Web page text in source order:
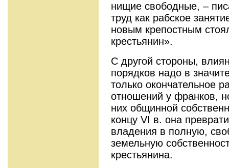
нищие свободные, –
труд как рабское
новым крепостным
крестьянин».
С другой стороны,
порядков надо в
только окончательное
отношений у франков,
них общинной
концу VI в. она
владения в полную,
земельную
крестьянина.